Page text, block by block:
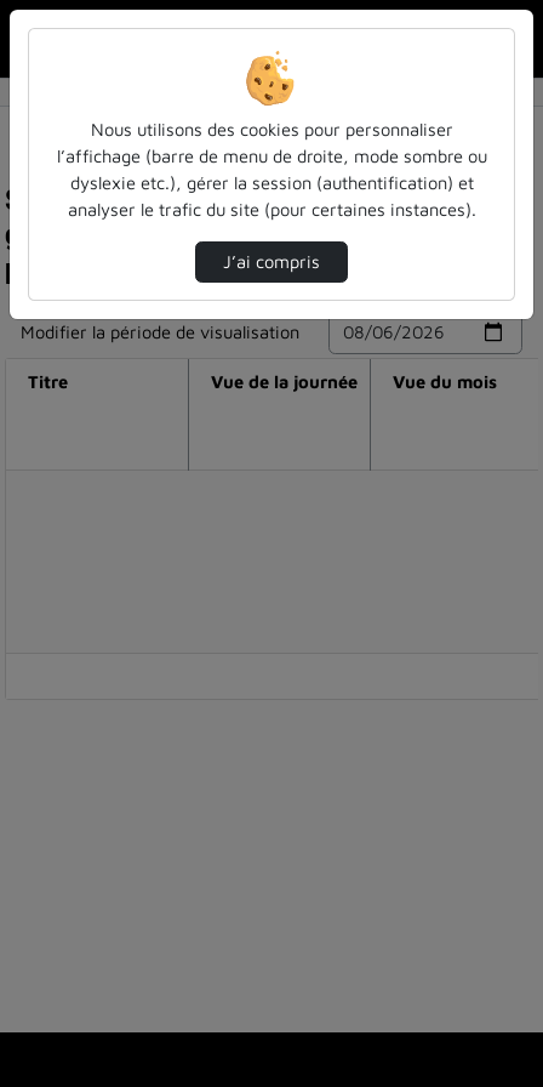
Statistiques de visualisation de la vidéo Jeu de
gestion de crise et comportement vaccinal : le
projet sars wars à l'université de liège
Modifier la période de visualisation
Titre Vue de la journée Vue du mois
Nous utilisons des cookies pour personnaliser
l’affichage (barre de menu de droite, mode sombre ou
dyslexie etc.), gérer la session (authentification) et
analyser le trafic du site (pour certaines instances).
J’ai compris